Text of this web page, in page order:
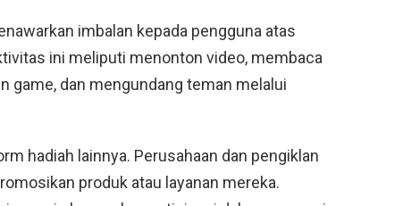
imbalan kepada pengguna atas
ini meliputi menonton video, membaca
game, dan mengundang teman melalui
hadiah lainnya. Perusahaan dan pengiklan
produk atau layanan mereka.